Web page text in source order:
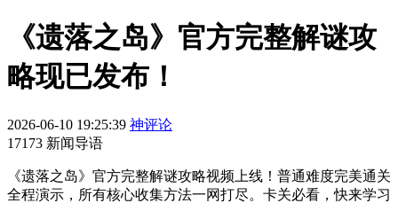
《遗落之岛》官方完整解谜攻
略现已发布！
2026-06-10 19:25:39 神评论
17173 新闻导语
《遗落之岛》官方完整解谜攻略视频上线！普通难度完美通关
全程演示，所有核心收集方法一网打尽。卡关必看，快来学习